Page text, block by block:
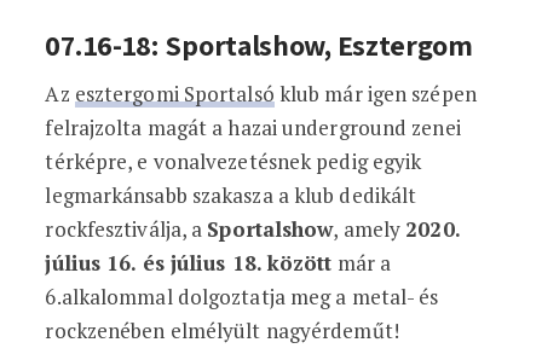
07.16-18: Sportalshow, Esztergom
Az esztergomi Sportalsó klub már igen szépen
felrajzolta magát a hazai underground zenei
térképre, e vonalvezetésnek pedig egyik
legmarkánsabb szakasza a klub dedikált
rockfesztiválja, a Sportalshow, amely 2020.
július 16. és július 18. között már a
6.alkalommal dolgoztatja meg a metal- és
rockzenében elmélyült nagyérdeműt!